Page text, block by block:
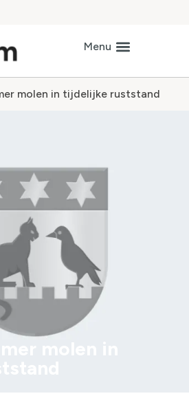
molen in tijdelijke ruststand